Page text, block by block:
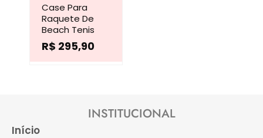
várias
variantes.
As
opções
escolhidas
Case Para
Raquete De
Beach Tenis
R$ 295,90
INSTITUCIONAL
Início